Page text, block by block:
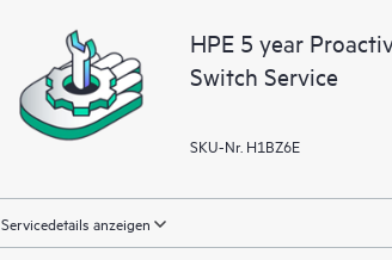
aktuelle
HPE 5 year
Switch Service
SKU-Nr. H1BZ6E
Servicedetails anzeigen